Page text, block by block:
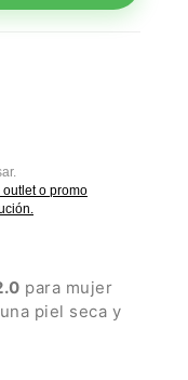
o promo
para mujer
piel seca y